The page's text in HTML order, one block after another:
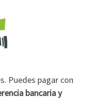
Puedes pagar con
bancaria y